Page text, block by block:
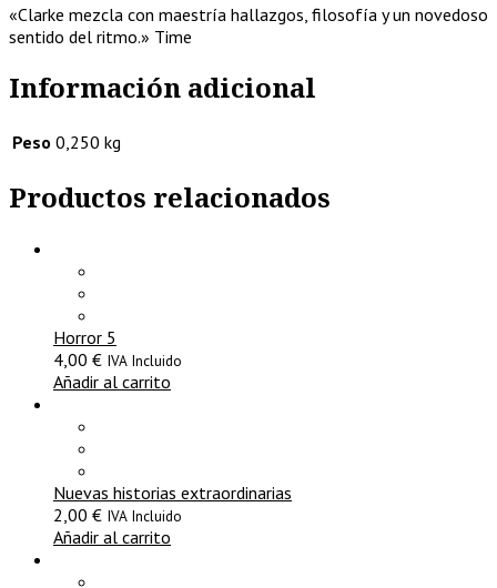
«Clarke mezcla con maestría hallazgos, filosofía y un novedoso
sentido del ritmo.» Time
Información adicional
Peso 0,250 kg
Productos relacionados
Horror 5
4,00 € IVA Incluido
Añadir al carrito
Nuevas historias extraordinarias
2,00 € IVA Incluido
Añadir al carrito